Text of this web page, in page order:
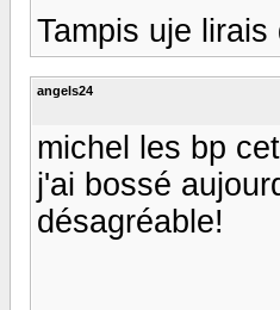
Tampis uje
angels24
michel les bp
j'ai bossé
désagréable!